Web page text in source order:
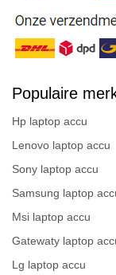
Populaire
Hp laptop accu
Lenovo laptop accu
Sony laptop accu
Samsung laptop
Msi laptop accu
Gatewaty laptop
Lg laptop accu